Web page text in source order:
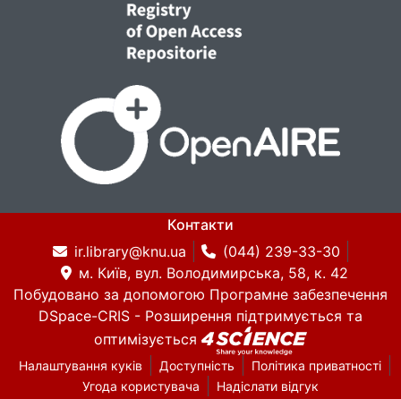
Контакти
ir.library@knu.ua
(044) 239-33-30
м. Київ, вул. Володимирська, 58, к. 42
Побудовано за допомогою Програмне забезпечення
DSpace-CRIS - Розширення підтримується та
оптимізується
Налаштування куків Доступність
Політика приватності
Угода користувача
Надіслати відгук